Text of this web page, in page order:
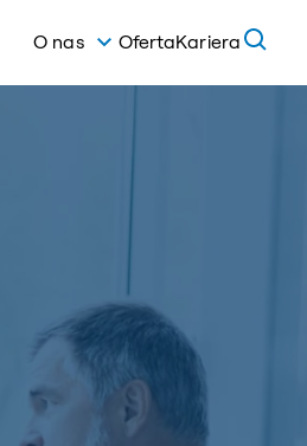
O nas OfertaKariera